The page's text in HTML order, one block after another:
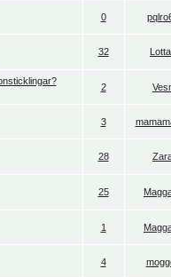
0
32
2
3
28
25
1
4